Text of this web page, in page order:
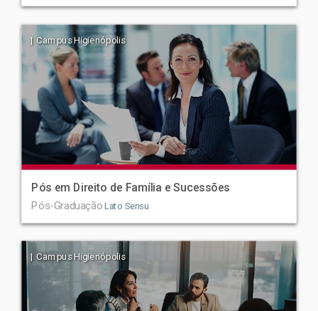
| Campus Higienópolis
Pós em Direito de Família e Sucessões
Pós-Graduação Lato Sensu
| Campus Higienópolis